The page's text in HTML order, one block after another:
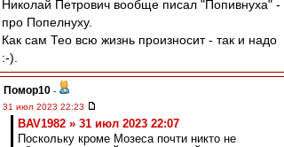
Николай Петрович вообще писал "Попивнуха" -
про Попелнуху.
Как сам Тео всю жизнь произносит - так и надо
:-).
Помор10 -
31 июл 2023 22:23
BAV1982 » 31 июл 2023 22:07
Поскольку кроме Мозеса почти никто не